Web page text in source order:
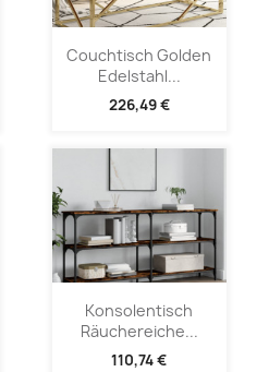
Couchtisch Golden
Edelstahl...
226,49 €
Konsolentisch
Räuchereiche...
110,74 €